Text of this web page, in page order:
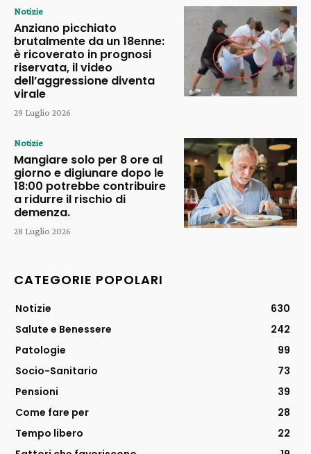
Notizie
Anziano picchiato
brutalmente da un 18enne:
è ricoverato in prognosi
riservata, il video
dell’aggressione diventa
virale
29 Luglio 2026
Notizie
Mangiare solo per 8 ore al
giorno e digiunare dopo le
18:00 potrebbe contribuire
a ridurre il rischio di
demenza.
28 Luglio 2026
CATEGORIE POPOLARI
Notizie
630
Salute e Benessere
242
Patologie
99
Socio-Sanitario
73
Pensioni
39
Come fare per
28
Tempo libero
22